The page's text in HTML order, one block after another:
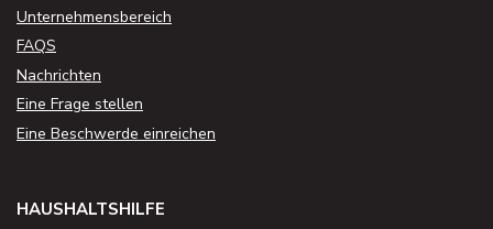
Unternehmensbereich
FAQS
Nachrichten
Eine Frage stellen
Eine Beschwerde einreichen
HAUSHALTSHILFE